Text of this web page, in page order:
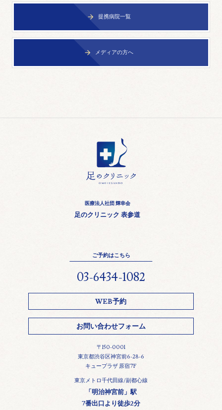
 提携病院一覧
 メディアの方へ
医療法人社団 輝幸会
足のクリニック 表参道
ご予約はこちら
03-6434-1082
WEB予約
お問い合わせフォーム
〒150-0001
東京都渋谷区神宮前6-28-6
キュープラザ 原宿7F
東京メトロ千代田線/副都心線
「明治神宮前」駅
7番出口より徒歩2分